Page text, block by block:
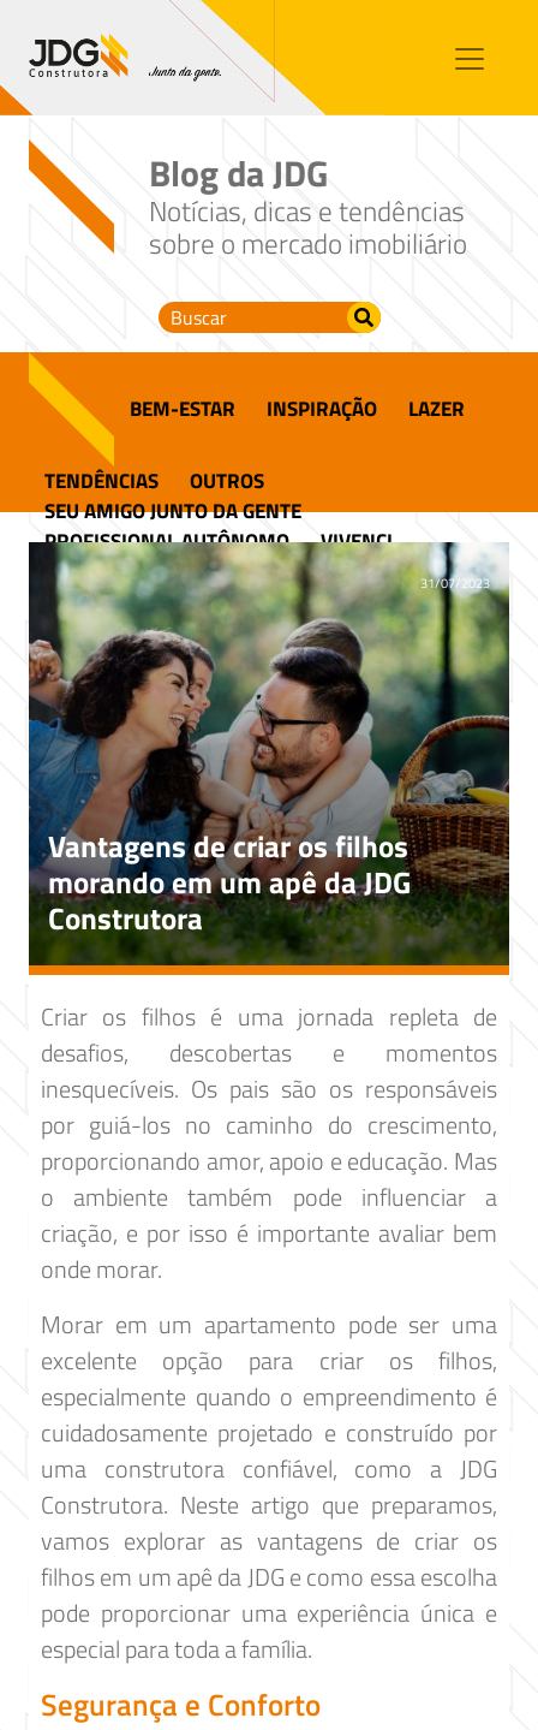
Contato
Sobre nós
Blog
Blog da JDG
Notícias, dicas e tendências
sobre o mercado imobiliário
BEM-ESTAR INSPIRAÇÃO LAZER
TENDÊNCIAS
OUTROS
SEU AMIGO JUNTO DA GENTE
PROFISSIONAL AUTÔNOMO
VIVENCI
Vantagens de criar os filhos
morando em um apê da JDG
Construtora
31/07/2023
Criar os filhos é uma jornada repleta de
desafios, descobertas e momentos
inesquecíveis. Os pais são os responsáveis
por guiá-los no caminho do crescimento,
proporcionando amor, apoio e educação. Mas
o ambiente também pode influenciar a
criação, e por isso é importante avaliar bem
onde morar.
Morar em um apartamento pode ser uma
excelente opção para criar os filhos,
especialmente quando o empreendimento é
cuidadosamente projetado e construído por
uma construtora confiável, como a JDG
Construtora. Neste artigo que preparamos,
vamos explorar as vantagens de criar os
filhos em um apê da JDG e como essa escolha
pode proporcionar uma experiência única e
especial para toda a família.
Segurança e Conforto